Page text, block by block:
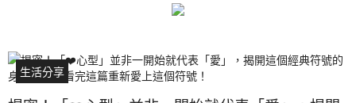
生活分享